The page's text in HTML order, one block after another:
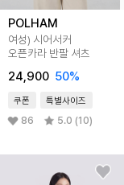
POLHAM
여성) 시어서커
오픈카라 반팔 셔츠
24,900 50%
쿠폰 특별사이즈
86 5.0 (10)